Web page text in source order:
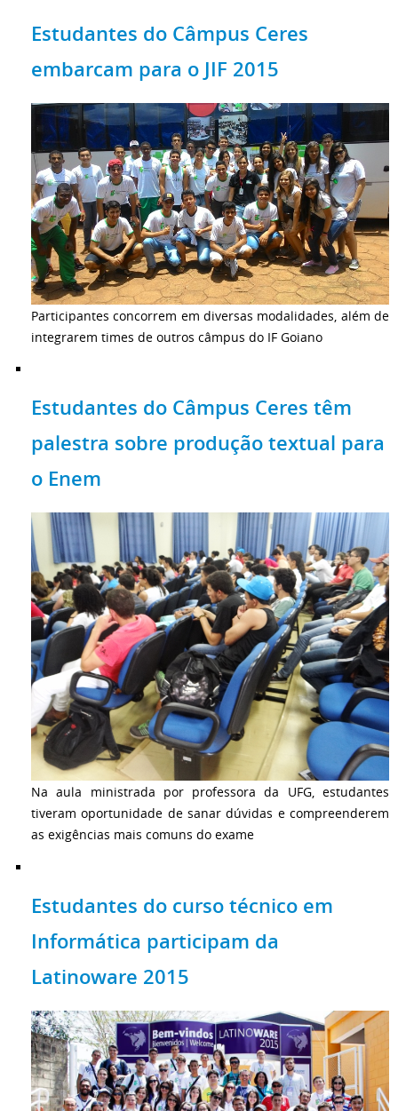
Estudantes do Câmpus Ceres
embarcam para o JIF 2015
Participantes concorrem em diversas modalidades, além de
integrarem times de outros câmpus do IF Goiano
Estudantes do Câmpus Ceres têm
palestra sobre produção textual para
o Enem
Na aula ministrada por professora da UFG, estudantes
tiveram oportunidade de sanar dúvidas e compreenderem
as exigências mais comuns do exame
Estudantes do curso técnico em
Informática participam da
Latinoware 2015